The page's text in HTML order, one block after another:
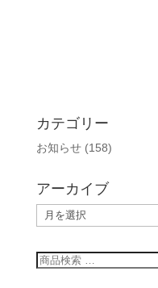
カテゴリー
お知らせ(158)
アーカイブ
ー
カ
イ
検